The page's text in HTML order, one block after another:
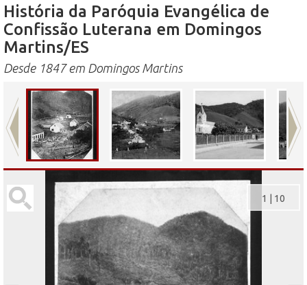
História da Paróquia Evangélica de
Confissão Luterana em Domingos
Martins/ES
Desde 1847 em Domingos Martins
1 10